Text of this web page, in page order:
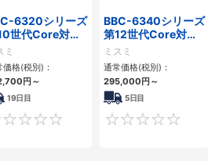
0
6320シリーズ
世代Core対応
フロアマウント
2PCI・2PCIe
ミ
価格(税別)：
円～
19日目
0
BBC-6340シリーズ
第12世代Core対応
小型フロアマウント
PC2PCI/2PCIe
ミスミ
通常価格(税別)：
295,000円～
5日目